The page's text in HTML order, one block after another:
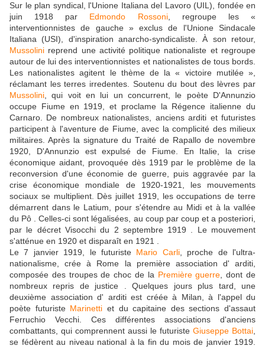
Sur le plan syndical, l'Unione Italiana del Lavoro (UIL), fondée en
juin 1918 par Edmondo Rossoni, regroupe les «
interventionnistes de gauche » exclus de l'Unione Sindacale
Italiana (USI), d'inspiration anarcho-syndicaliste. À son retour,
Mussolini reprend une activité politique nationaliste et regroupe
autour de lui des interventionnistes et nationalistes de tous bords.
Les nationalistes agitent le thème de la « victoire mutilée »,
réclamant les terres irredentes. Soutenu du bout des lèvres par
Mussolini , qui voit en lui un concurrent, le poète D'Annunzio
occupe Fiume en 1919, et proclame la Régence italienne du
Carnaro. De nombreux nationalistes, anciens arditi et futuristes
participent à l'aventure de Fiume, avec la complicité des milieux
militaires. Après la signature du Traité de Rapallo de novembre
1920, D'Annunzio est expulsé de Fiume. En Italie, la crise
économique aidant, provoquée dès 1919 par le problème de la
reconversion d'une économie de guerre, puis aggravée par la
crise économique mondiale de 1920-1921, les mouvements
sociaux se multiplient. Dès juillet 1919, les occupations de terre
démarrent dans le Latium, pour s'étendre au Midi et à la vallée
du Pô . Celles-ci sont légalisées, au coup par coup et a posteriori,
par le décret Visocchi du 2 septembre 1919 . Le mouvement
s'atténue en 1920 et disparaît en 1921 .
Le 7 janvier 1919, le futuriste Mario Carli, proche de l'ultra-
nationalisme, crée à Rome la première association d' arditi,
composée des troupes de choc de la Première guerre , dont de
nombreux repris de justice . Quelques jours plus tard, une
deuxième association d' arditi est créée à Milan, à l'appel du
poète futuriste Marinetti et du capitaine des sections d'assaut
Ferruchio Vecchi. Ces différentes associations d'anciens
combattants, qui comprennent aussi le futuriste Giuseppe Bottai
se fédèrent au niveau national à la fin du mois de janvier 1919.